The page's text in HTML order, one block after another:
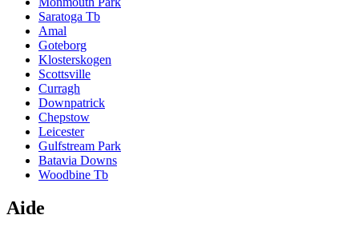
Saratoga Tb
Amal
Goteborg
Klosterskogen
Scottsville
Curragh
Downpatrick
Chepstow
Leicester
Gulfstream Park
Batavia Downs
Woodbine Tb
Aide